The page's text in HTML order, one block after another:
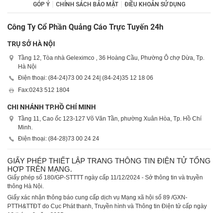
GÓP Ý CHÍNH SÁCH BẢO MẬT ĐIỀU KHOẢN SỬ DỤNG
Công Ty Cổ Phần Quảng Cáo Trực Tuyến 24h
TRỤ SỞ HÀ NỘI
Tầng 12, Tòa nhà Geleximco , 36 Hoàng Cầu, Phường Ô chợ Dừa, Tp.
Hà Nội
Điện thoại: (84-24)73 00 24 24 | (84-24)35 12 18 06
Fax:0243 512 1804
CHI NHÁNH TP.HỒ CHÍ MINH
Tầng 11, Cao ốc 123-127 Võ Văn Tần, phường Xuân Hòa, Tp. Hồ Chí
Minh.
Điện thoại: (84-28)73 00 24 24
GIẤY PHÉP THIẾT LẬP TRANG THÔNG TIN ĐIỆN TỬ TỔNG
HỢP TRÊN MẠNG.
Giấy phép số 180/GP-STTTT ngày cấp 11/12/2024 - Sở thông tin và truyền
thông Hà Nội.
Giấy xác nhận thông báo cung cấp dịch vụ Mạng xã hội số 89 /GXN-
PTTH&TTĐT do Cục Phát thanh, Truyền hình và Thông tin Điện tử cấp ngày